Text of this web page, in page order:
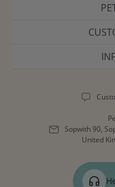
Sopwith 90,
United